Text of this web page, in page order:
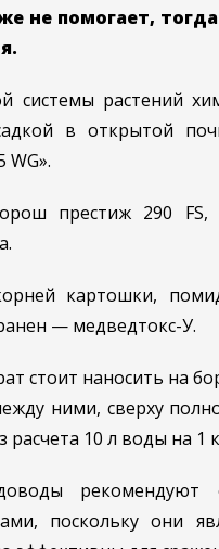
не помогает,
системы растений
в открытой
WG».
престиж 290 FS,
картошки,
— медведтокс-У.
стоит наносить на
ними, сверху
расчета 10 л воды на 1
рекомендуют
поскольку они